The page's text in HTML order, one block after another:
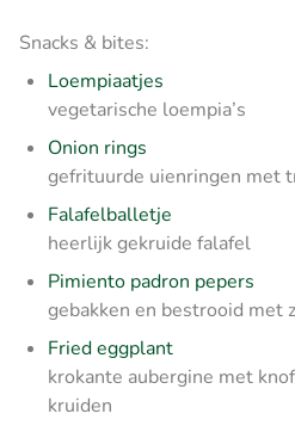
Snacks & bites:
Loempiaatjes
vegetarische loempia’s
Onion rings
gefrituurde uienringen met
Falafelballetje
heerlijk gekruide falafel
Pimiento padron pepers
gebakken en bestrooid met
Fried eggplant
krokante aubergine met
kruiden